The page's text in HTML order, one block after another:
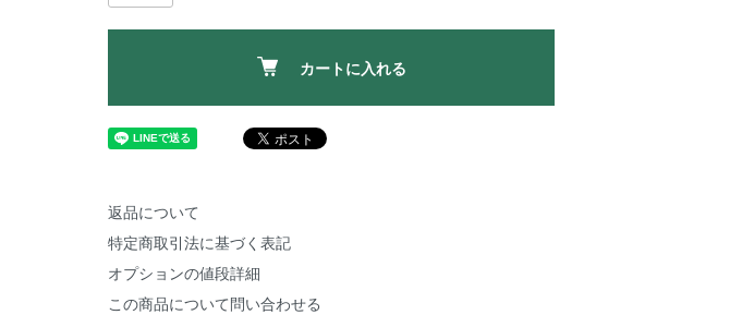
カートに入れる
返品について
特定商取引法に基づく表記
オプションの値段詳細
この商品について問い合わせる